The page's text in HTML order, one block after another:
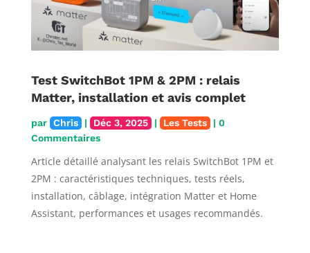
Test SwitchBot 1PM & 2PM : relais
Matter, installation et avis complet
par Chris | Déc 3, 2025 | Les Tests | 0
Commentaires
Article détaillé analysant les relais SwitchBot 1PM et
2PM : caractéristiques techniques, tests réels,
installation, câblage, intégration Matter et Home
Assistant, performances et usages recommandés.